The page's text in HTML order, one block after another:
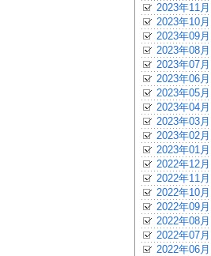
2023年11月
2023年10月
2023年09月
2023年08月
2023年07月
2023年06月
2023年05月
2023年04月
2023年03月
2023年02月
2023年01月
2022年12月
2022年11月
2022年10月
2022年09月
2022年08月
2022年07月
2022年06月